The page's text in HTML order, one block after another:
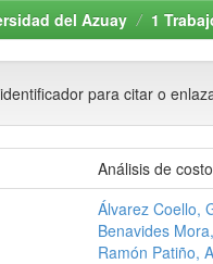
del Azuay 1
para citar o
Análisis de
Álvarez Coello,
Benavides
Ramón Patiño,